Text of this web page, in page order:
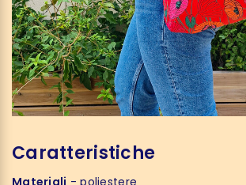
Caratteristiche
Materiali - poliestere